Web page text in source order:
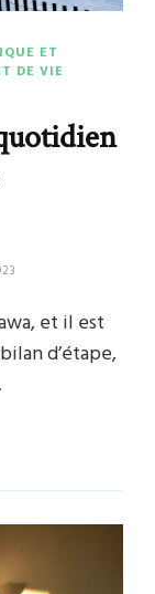
ET
DE VIE
et il est
d’étape,